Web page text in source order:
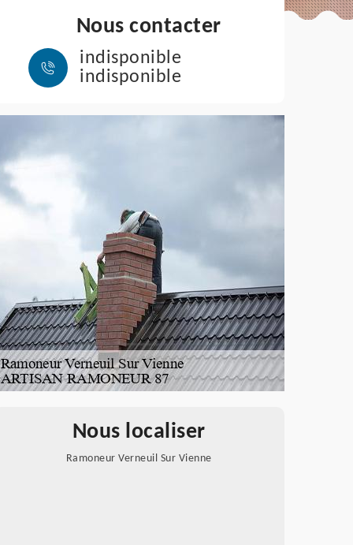
Nous contacter
indisponible
indisponible
Nous localiser
Ramoneur Verneuil Sur Vienne